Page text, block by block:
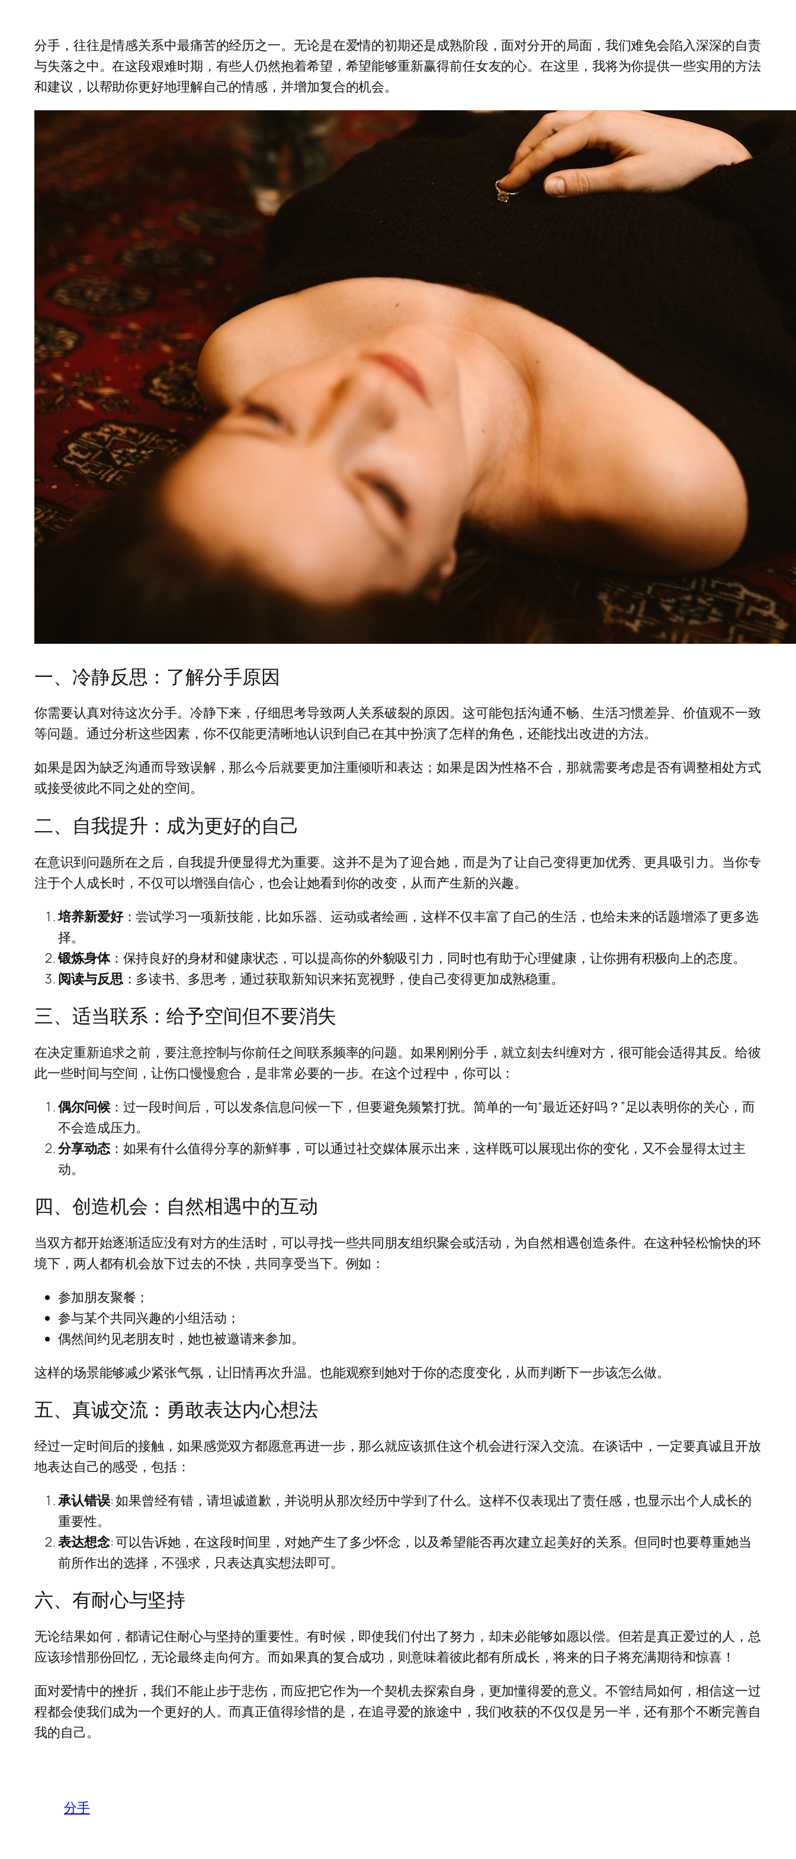
分手，往往是情感关系中最痛苦的经历之一。无论是在爱情的初期还是成熟阶段，面对分开的局面，我们难免会陷入深深的自责
与失落之中。在这段艰难时期，有些人仍然抱着希望，希望能够重新赢得前任女友的心。在这里，我将为你提供一些实用的方法
和建议，以帮助你更好地理解自己的情感，并增加复合的机会。
一、冷静反思：了解分手原因
你需要认真对待这次分手。冷静下来，仔细思考导致两人关系破裂的原因。这可能包括沟通不畅、生活习惯差异、价值观不一致
等问题。通过分析这些因素，你不仅能更清晰地认识到自己在其中扮演了怎样的角色，还能找出改进的方法。
如果是因为缺乏沟通而导致误解，那么今后就要更加注重倾听和表达；如果是因为性格不合，那就需要考虑是否有调整相处方式
或接受彼此不同之处的空间。
二、自我提升：成为更好的自己
在意识到问题所在之后，自我提升便显得尤为重要。这并不是为了迎合她，而是为了让自己变得更加优秀、更具吸引力。当你专
注于个人成长时，不仅可以增强自信心，也会让她看到你的改变，从而产生新的兴趣。
培养新爱好：尝试学习一项新技能，比如乐器、运动或者绘画，这样不仅丰富了自己的生活，也给未来的话题增添了更多选
择。
锻炼身体：保持良好的身材和健康状态，可以提高你的外貌吸引力，同时也有助于心理健康，让你拥有积极向上的态度。
阅读与反思：多读书、多思考，通过获取新知识来拓宽视野，使自己变得更加成熟稳重。
三、适当联系：给予空间但不要消失
在决定重新追求之前，要注意控制与你前任之间联系频率的问题。如果刚刚分手，就立刻去纠缠对方，很可能会适得其反。给彼
此一些时间与空间，让伤口慢慢愈合，是非常必要的一步。在这个过程中，你可以：
偶尔问候：过一段时间后，可以发条信息问候一下，但要避免频繁打扰。简单的一句“最近还好吗？”足以表明你的关心，而
不会造成压力。
分享动态：如果有什么值得分享的新鲜事，可以通过社交媒体展示出来，这样既可以展现出你的变化，又不会显得太过主
动。
四、创造机会：自然相遇中的互动
当双方都开始逐渐适应没有对方的生活时，可以寻找一些共同朋友组织聚会或活动，为自然相遇创造条件。在这种轻松愉快的环
境下，两人都有机会放下过去的不快，共同享受当下。例如：
参加朋友聚餐；
参与某个共同兴趣的小组活动；
偶然间约见老朋友时，她也被邀请来参加。
这样的场景能够减少紧张气氛，让旧情再次升温。也能观察到她对于你的态度变化，从而判断下一步该怎么做。
五、真诚交流：勇敢表达内心想法
经过一定时间后的接触，如果感觉双方都愿意再进一步，那么就应该抓住这个机会进行深入交流。在谈话中，一定要真诚且开放
地表达自己的感受，包括：
承认错误: 如果曾经有错，请坦诚道歉，并说明从那次经历中学到了什么。这样不仅表现出了责任感，也显示出个人成长的
重要性。
表达想念: 可以告诉她，在这段时间里，对她产生了多少怀念，以及希望能否再次建立起美好的关系。但同时也要尊重她当
前所作出的选择，不强求，只表达真实想法即可。
六、有耐心与坚持
无论结果如何，都请记住耐心与坚持的重要性。有时候，即使我们付出了努力，却未必能够如愿以偿。但若是真正爱过的人，总
应该珍惜那份回忆，无论最终走向何方。而如果真的复合成功，则意味着彼此都有所成长，将来的日子将充满期待和惊喜！
面对爱情中的挫折，我们不能止步于悲伤，而应把它作为一个契机去探索自身，更加懂得爱的意义。不管结局如何，相信这一过
程都会使我们成为一个更好的人。而真正值得珍惜的是，在追寻爱的旅途中，我们收获的不仅仅是另一半，还有那个不断完善自
我的自己。
分手